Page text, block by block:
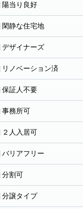
陽当り良好
閑静な住宅地
デザイナーズ
リノベーション済
保証人不要
事務所可
２人入居可
バリアフリー
分割可
分譲タイプ